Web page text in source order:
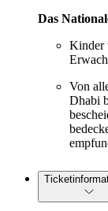
Das
Kinder
Von
Dhabi